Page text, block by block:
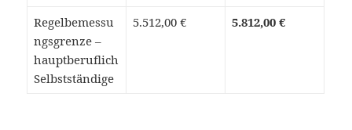
Regelbemessu
ngsgrenze –
hauptberuflich
Selbstständige
5.512,00 € 5.812,00 €